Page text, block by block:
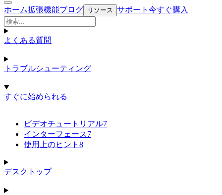
ホーム拡張機能ブログ リソース サポート 今すぐ購入
よくある質問
トラブルシューティング
すぐに始められる
ビデオチュートリアル7
インターフェース7
使用上のヒント 8
デスクトップ